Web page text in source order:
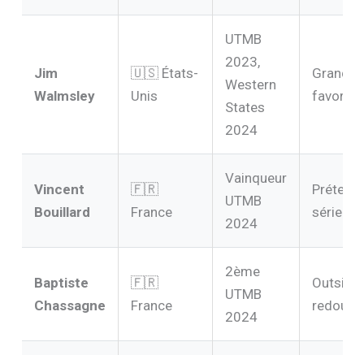
Jim
Walmsley
🇺🇸 États-
Unis
UTMB
2023,
Western
States
2024
Grande
favorite
Vincent
Bouillard
🇫🇷
France
Vainqueur
UTMB
2024
sérieux
Baptiste
Chassagne
🇫🇷
France
2ème
UTMB
2024